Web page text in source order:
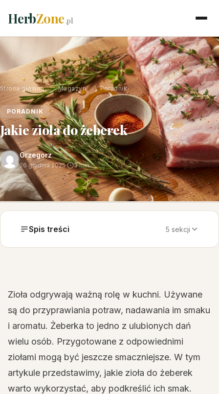
HerbZone.pl
Strona główna › Magazyn › Poradnik
PORADNIK
Jakie zioła do żeberek
Grzegorz
26 grudnia 2025· 3 min
Spis treści 5 sekcji
Zioła odgrywają ważną rolę w kuchni. Używane
są do przyprawiania potraw, nadawania im smaku
i aromatu. Żeberka to jedno z ulubionych dań
wielu osób. Przygotowane z odpowiednimi
ziołami mogą być jeszcze smaczniejsze. W tym
artykule przedstawimy, jakie zioła do żeberek
warto wykorzystać, aby podkreślić ich smak.